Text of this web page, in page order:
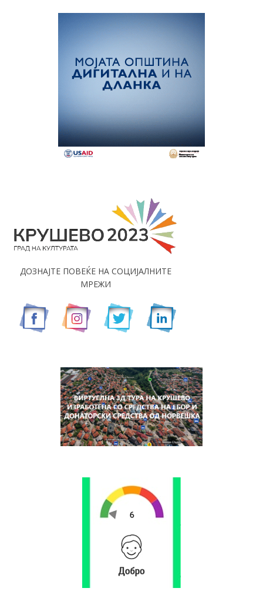
ДОЗНАЈТЕ ПОВЕЌЕ НА СОЦИЈАЛНИТЕ
МРЕЖИ